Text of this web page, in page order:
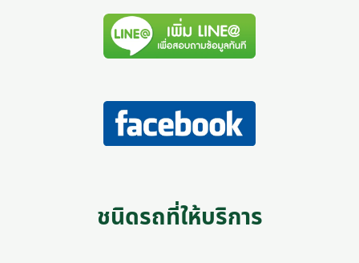
ชนิดรถที่ให้บริการ